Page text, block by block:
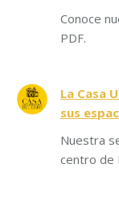
Conoce
PDF.
La Casa
sus
Nuestra
centro de